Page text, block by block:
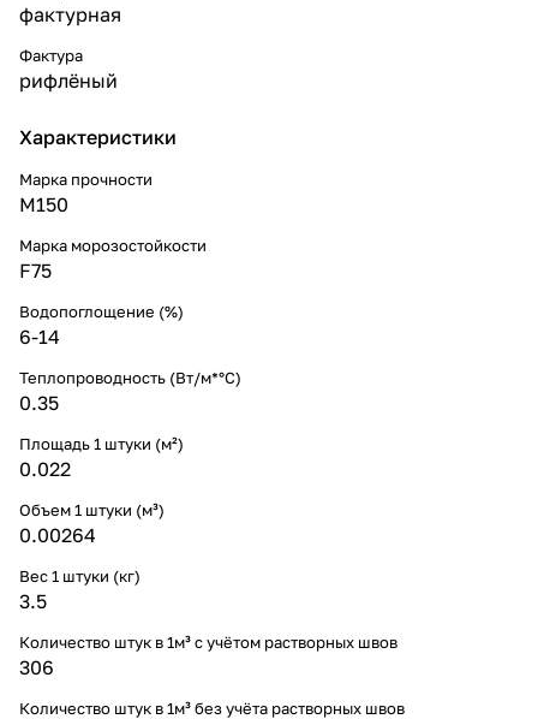
фактурная
Фактура
рифлёный
Характеристики
Марка прочности
М150
Марка морозостойкости
F75
Водопоглощение (%)
6-14
Теплопроводность (Вт/м*°С)
0.35
Площадь 1 штуки (м²)
0.022
Объем 1 штуки (м³)
0.00264
Вес 1 штуки (кг)
3.5
Количество штук в 1м³ c учётом растворных швов
306
Количество штук в 1м³ без учёта растворных швов